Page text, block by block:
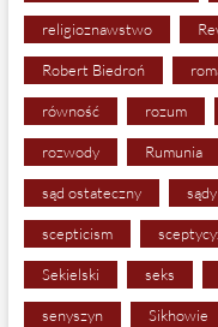
religioznawstwo
Robert Biedroń
równość rozum
rozwody Rumunia
sąd ostateczny sądy
scepticism
Sekielski seks
senyszyn Sikhowie